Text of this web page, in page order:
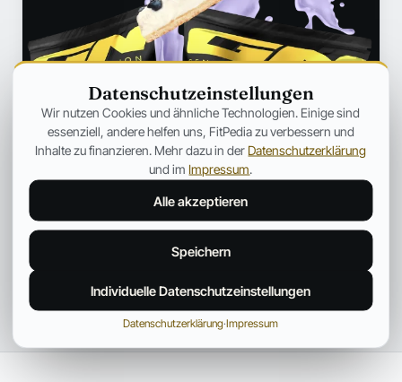
Datenschutzeinstellungen
Wir nutzen Cookies und ähnliche Technologien. Einige sind
essenziell, andere helfen uns, FitPedia zu verbessern und
Inhalte zu finanzieren. Mehr dazu in der Datenschutzerklärung
und im Impressum.
Alle akzeptieren
Speichern
Individuelle Datenschutzeinstellungen
Datenschutzerklärung·Impressum